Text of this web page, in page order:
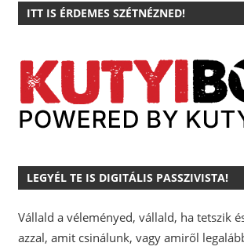
ITT IS ÉRDEMES SZÉTNÉZNED!
LEGYÉL TE IS DIGITÁLIS PASSZIVISTA!
Vállald a véleményed, vállald, ha tetszik
azzal, amit csinálunk, vagy amiről